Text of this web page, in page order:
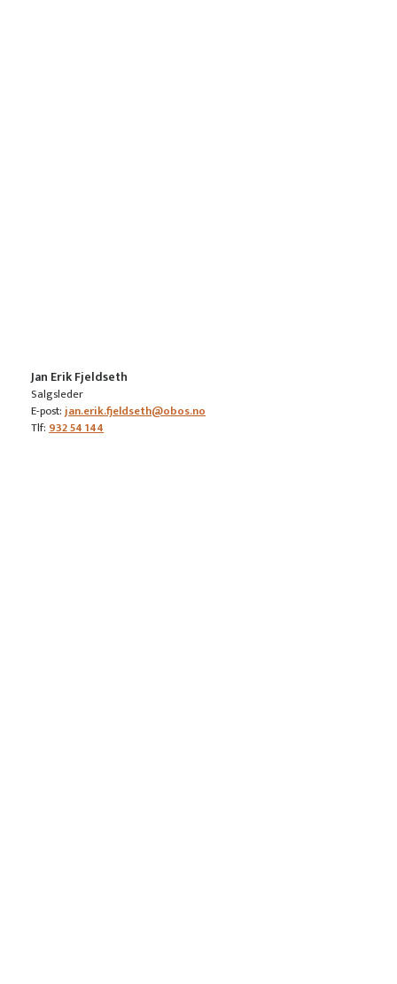
Jan Erik Fjeldseth
Salgsleder
E-post:jan.erik.fjeldseth@obos.no
Tlf:932 54 144